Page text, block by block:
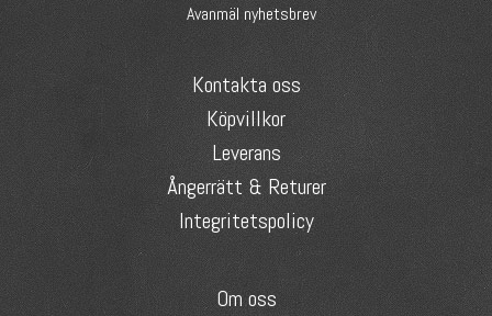
Avanmäl nyhetsbrev
Kontakta oss
Köpvillkor
Leverans
Ångerrätt & Returer
Integritetspolicy
Om oss